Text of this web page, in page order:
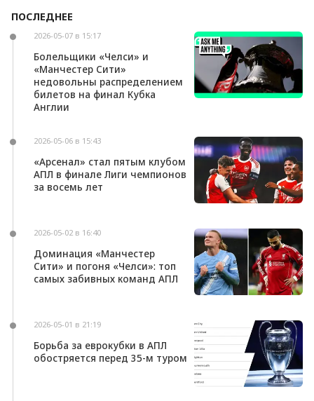
Андони Ираола может возглавить «Кристал
ПОСЛЕДНЕЕ
2026-05-07 в 15:17
Болельщики «Челси» и
«Манчестер Сити»
недовольны распределением
билетов на финал Кубка
Англии
2026-05-06 в 15:43
«Арсенал» стал пятым клубом
АПЛ в финале Лиги чемпионов
за восемь лет
2026-05-02 в 16:40
Доминация «Манчестер
Сити» и погоня «Челси»: топ
самых забивных команд АПЛ
2026-05-01 в 21:19
Борьба за еврокубки в АПЛ
обостряется перед 35-м туром